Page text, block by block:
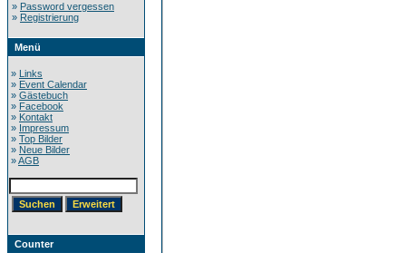
» Password vergessen
» Registrierung
Menü
» Links
» Event Calendar
» Gästebuch
» Facebook
» Kontakt
» Impressum
» Top Bilder
» Neue Bilder
»AGB
Counter